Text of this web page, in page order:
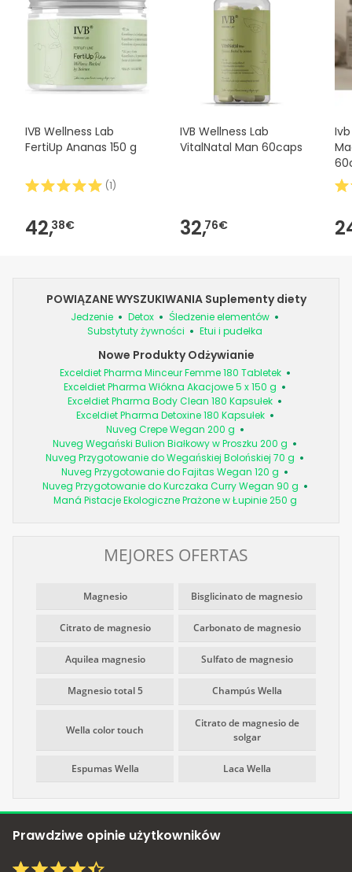
IVB Wellness Lab
FertiUp Ananas 150 g
(1)
42,38€
IVB Wellness Lab
VitalNatal Man 60caps
32,76€
POWIĄZANE WYSZUKIWANIA Suplementy diety
Jedzenie Detox
Śledzenie elementów
Substytuty żywności
Etui i pudełka
Nowe Produkty Odżywianie
Exceldiet Pharma Minceur Femme 180 Tabletek
Exceldiet Pharma Włókna Akacjowe 5 x 150 g
Exceldiet Pharma Body Clean 180 Kapsułek
Exceldiet Pharma Detoxine 180 Kapsułek
Nuveg Crepe Wegan 200 g
Nuveg Wegański Bulion Białkowy w Proszku 200 g
Nuveg Przygotowanie do Wegańskiej Bolońskiej 70 g
Nuveg Przygotowanie do Fajitas Wegan 120 g
Nuveg Przygotowanie do Kurczaka Curry Wegan 90 g
Maná Pistacje Ekologiczne Prażone w Łupinie 250 g
MEJORES OFERTAS
Magnesio Bisglicinato de magnesio
Citrato de magnesio Carbonato de magnesio
Aquilea magnesio Sulfato de magnesio
Magnesio total 5 Champús Wella
Wella color touch
Citrato de magnesio de
solgar
Espumas Wella Laca Wella
Prawdziwe opinie użytkowników